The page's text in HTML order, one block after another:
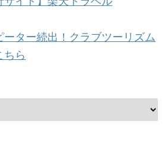
ター続出！クラブツーリズム
ちら